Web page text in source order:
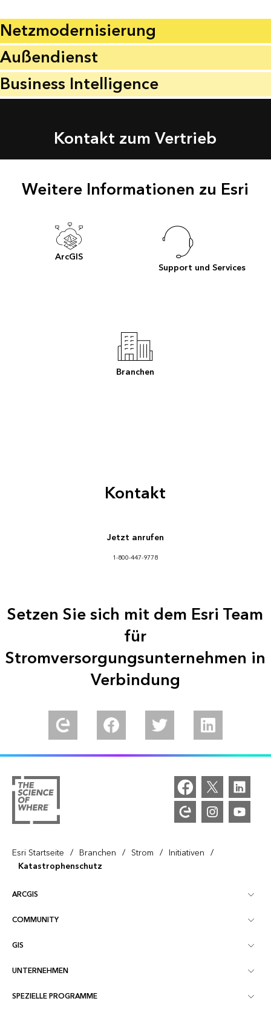
Netzmodernisierung
Außendienst
Business Intelligence
Kontakt zum Vertrieb
Weitere Informationen zu Esri
ArcGIS
Support und Services
Branchen
Kontakt
Jetzt anrufen
1-800-447-9778
Setzen Sie sich mit dem Esri Team
für
Stromversorgungsunternehmen in
Verbindung
Esri Startseite / Branchen / Strom / Initiativen /
Katastrophenschutz
ARCGIS
ArcGIS – Überblick
Kartenerstellung
COMMUNITY
Esri Community
ArcGIS Blog
GIS
Was ist GIS?
Location Intelligence
UNTERNEHMEN
Esri als Unternehmen
SPEZIELLE PROGRAMME